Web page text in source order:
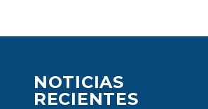
NOTICIAS
RECIENTES